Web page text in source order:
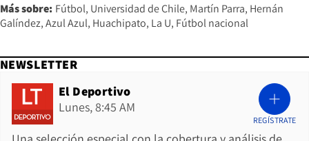
Más sobre: Fútbol Universidad de Chile Martín Parra Hernán
Galíndez Azul Azul Huachipato La U Fútbol nacional
NEWSLETTER
El Deportivo
Lunes, 8:45 AM
REGÍSTRATE